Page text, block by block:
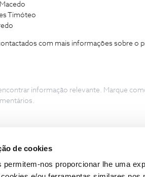
de cookies
permitem-nos proporcionar lhe uma
Timóteo
com mais informações sobre o
informação relevante. Marque